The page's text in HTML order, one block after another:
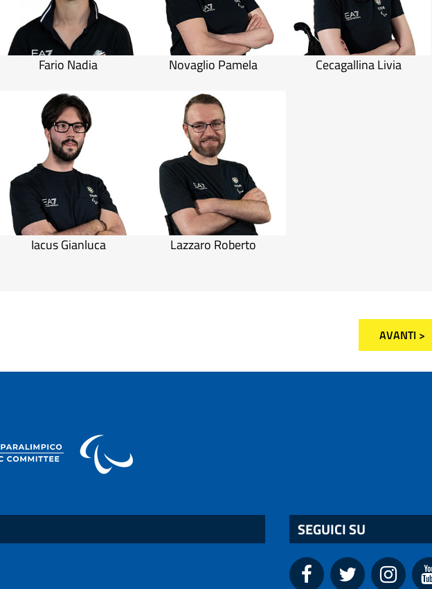
Fario Nadia Novaglio Pamela Cecagallina Livia
Iacus Gianluca Lazzaro Roberto
AVANTI >
SEGUICI SU